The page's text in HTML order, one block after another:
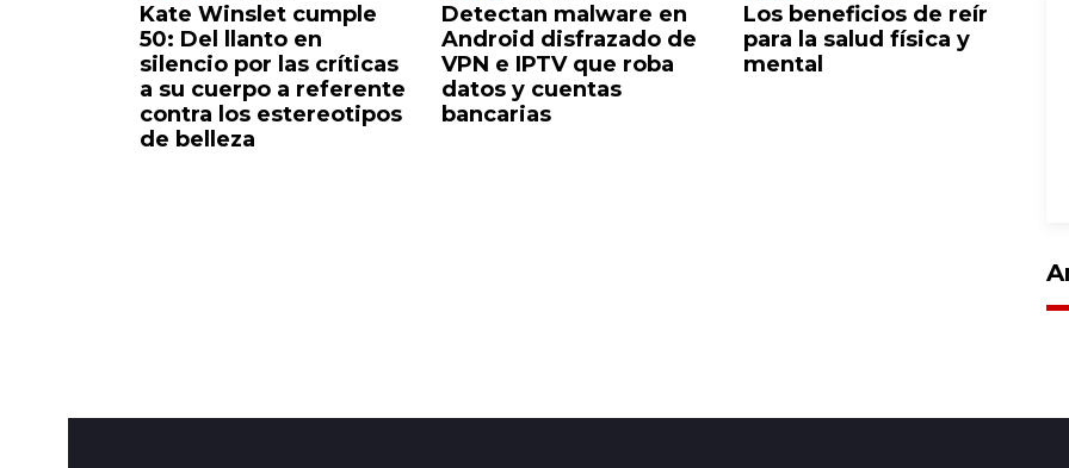
Kate Winslet cumple
50: Del llanto en
silencio por las críticas
a su cuerpo a referente
contra los estereotipos
de belleza
Detectan malware en
Android disfrazado de
VPN e IPTV que roba
datos y cuentas
bancarias
Los beneficios de reír
para la salud física y
mental